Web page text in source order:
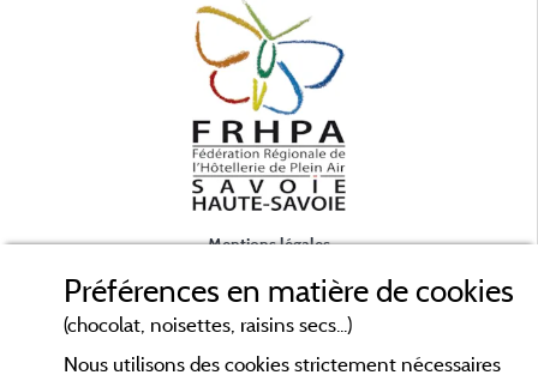
Mentions légales
Préférences en matière de cookies
(chocolat, noisettes, raisins secs...)
Nous utilisons des cookies strictement nécessaires